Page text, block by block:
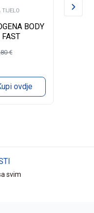
TIJELO
BODY
FAST
€
ovdje
LOSION
svim